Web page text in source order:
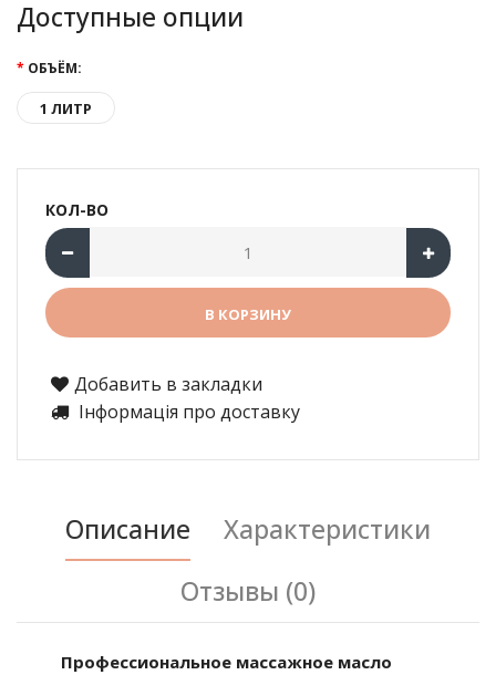
Доступные опции
ОБЪЁМ:
1 ЛИТР
КОЛ-ВО
Добавить в закладки
Інформація про доставку
Описание
Характеристики
Отзывы (0)
Профессиональное массажное масло